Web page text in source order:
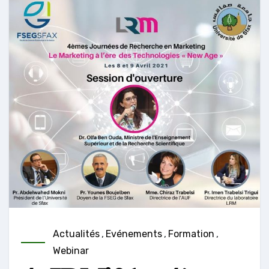
Actualités , Evénements , Formation ,
Webinar